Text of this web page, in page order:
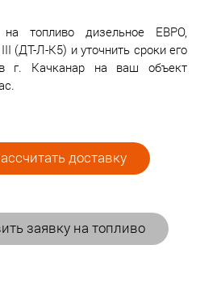
топливо дизельное ЕВРО,
(ДТ-Л-К5) и уточнить сроки его
в г. Качканар на ваш объект
доставку
заявку на топливо